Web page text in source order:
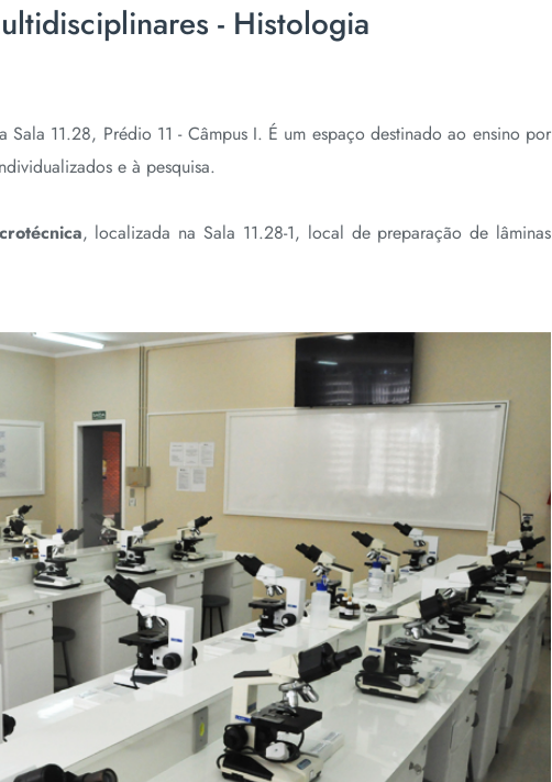
- Histologia
11.28, Prédio 11 - Câmpus I. É um espaço destinado ao ensino por
e à pesquisa.
, localizada na Sala 11.28-1, local de preparação de lâminas